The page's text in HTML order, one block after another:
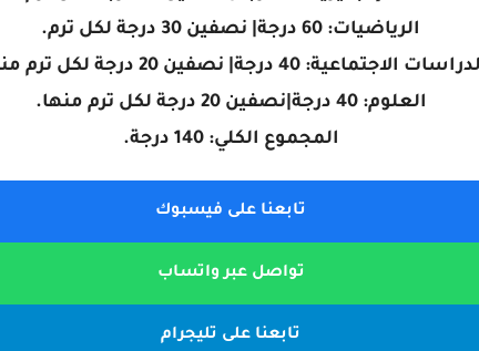
الرياضيات: 60 درجة| نصفين 30 درجة لكل ترم.
الاجتماعية: 40 درجة| نصفين 20 درجة لكل ترم منها.
العلوم: 40 درجة|نصفين 20 درجة لكل ترم منها.
المجموع الكلي: 140 درجة.
تابعنا على فيسبوك
تواصل عبر واتساب
تابعنا على تليجرام